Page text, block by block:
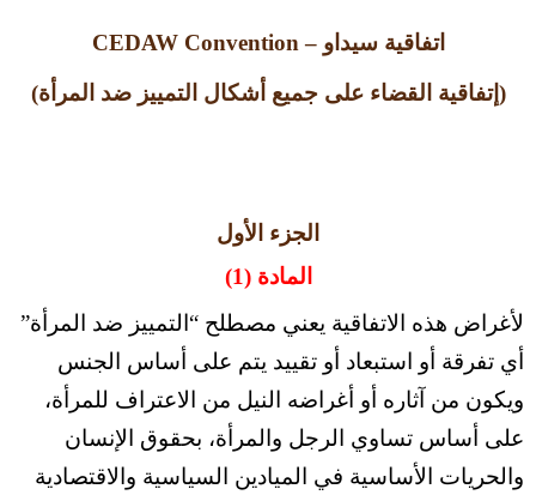
اتفاقية سيداو – CEDAW Convention
(إتفاقية القضاء على جميع أشكال التمييز ضد المرأة)
الجزء الأول
المادة (1)
لأغراض هذه الاتفاقية يعني مصطلح “التمييز ضد المرأة”
أي تفرقة أو استبعاد أو تقييد يتم على أساس الجنس
ويكون من آثاره أو أغراضه النيل من الاعتراف للمرأة،
على أساس تساوي الرجل والمرأة، بحقوق الإنسان
والحريات الأساسية في الميادين السياسية والاقتصادية